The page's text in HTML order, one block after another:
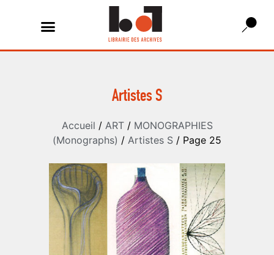
Artistes S
Accueil / ART/ MONOGRAPHIES
(Monographs) / Artistes S / Page 25